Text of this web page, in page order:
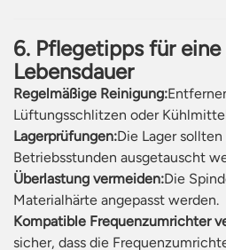
6. Pflegetipps für eine
Lebensdauer
Regelmäßige Reinigung:
Lüftungsschlitzen oder
Lagerprüfungen:Die Lager
Betriebsstunden ausgetauscht
Überlastung vermeiden:Die
Materialhärte angepasst werden.
Kompatible Frequenzumrichter
sicher, dass die